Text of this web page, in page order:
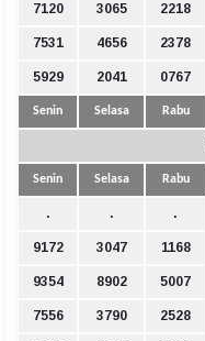
7120 3065 2218
7531 4656 2378
5929 2041 0767
Senin Selasa Rabu
Senin Selasa Rabu
. . .
9172 3047 1168
9354 8902 5007
7556 3790 2528